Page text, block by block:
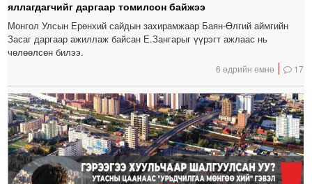
яллагдагчийг даргаар томилсон байжээ
Монгол Улсын Ерөнхий сайдын захирамжаар Баян-Өлгий аймгийн
Засаг даргаар ажиллаж байсан Е.Зангарыг үүрэгт ажлаас нь
чөлөөлсөн билээ.
6 өдрийн өмнө 17